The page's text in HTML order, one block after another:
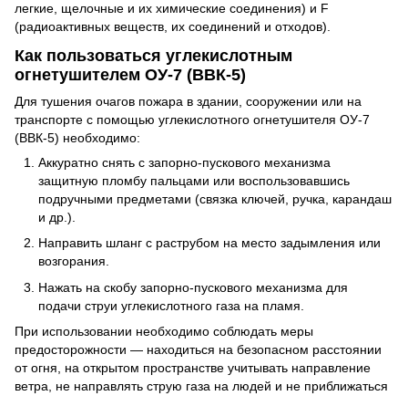
легкие, щелочные и их химические соединения) и F
(радиоактивных веществ, их соединений и отходов).
Как пользоваться углекислотным
огнетушителем ОУ-7 (ВВК-5)
Для тушения очагов пожара в здании, сооружении или на
транспорте с помощью углекислотного огнетушителя ОУ-7
(ВВК-5) необходимо:
Аккуратно снять с запорно-пускового механизма
защитную пломбу пальцами или воспользовавшись
подручными предметами (связка ключей, ручка, карандаш
и др.).
Направить шланг с раструбом на место задымления или
возгорания.
Нажать на скобу запорно-пускового механизма для
подачи струи углекислотного газа на пламя.
При использовании необходимо соблюдать меры
предосторожности — находиться на безопасном расстоянии
от огня, на открытом пространстве учитывать направление
ветра, не направлять струю газа на людей и не приближаться